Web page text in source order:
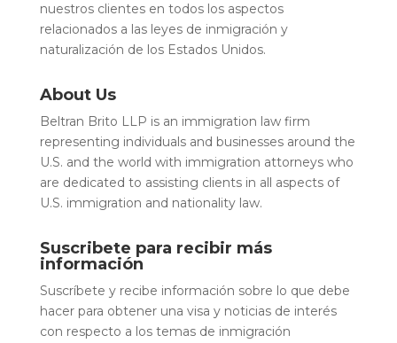
nuestros clientes en todos los aspectos
relacionados a las leyes de inmigración y
naturalización de los Estados Unidos.
About Us
Beltran Brito LLP is an immigration law firm
representing individuals and businesses around the
U.S. and the world with immigration attorneys who
are dedicated to assisting clients in all aspects of
U.S. immigration and nationality law.
Suscribete para recibir más
información
Suscríbete y recibe información sobre lo que debe
hacer para obtener una visa y noticias de interés
con respecto a los temas de inmigración